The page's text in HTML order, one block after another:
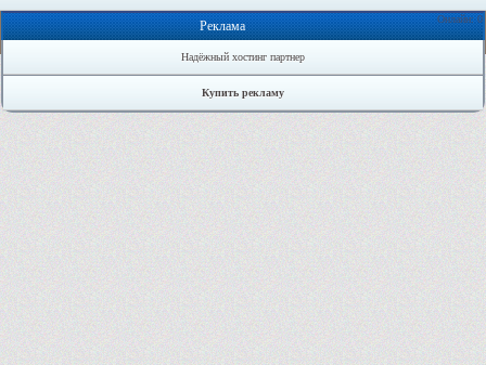
Онлайн: 0
Реклама
Надёжный хостинг партнер
Купить рекламу